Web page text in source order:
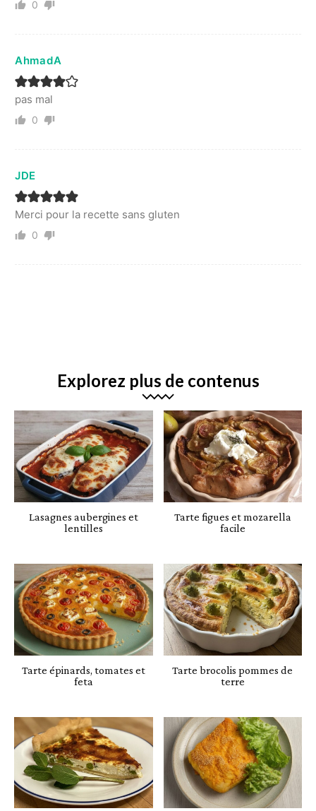
0
AhmadA
pas mal
0
JDE
Merci pour la recette sans gluten
0
Explorez plus de contenus
Lasagnes aubergines et
lentilles
Tarte figues et mozarella
facile
Tarte épinards, tomates et
feta
Tarte brocolis pommes de
terre